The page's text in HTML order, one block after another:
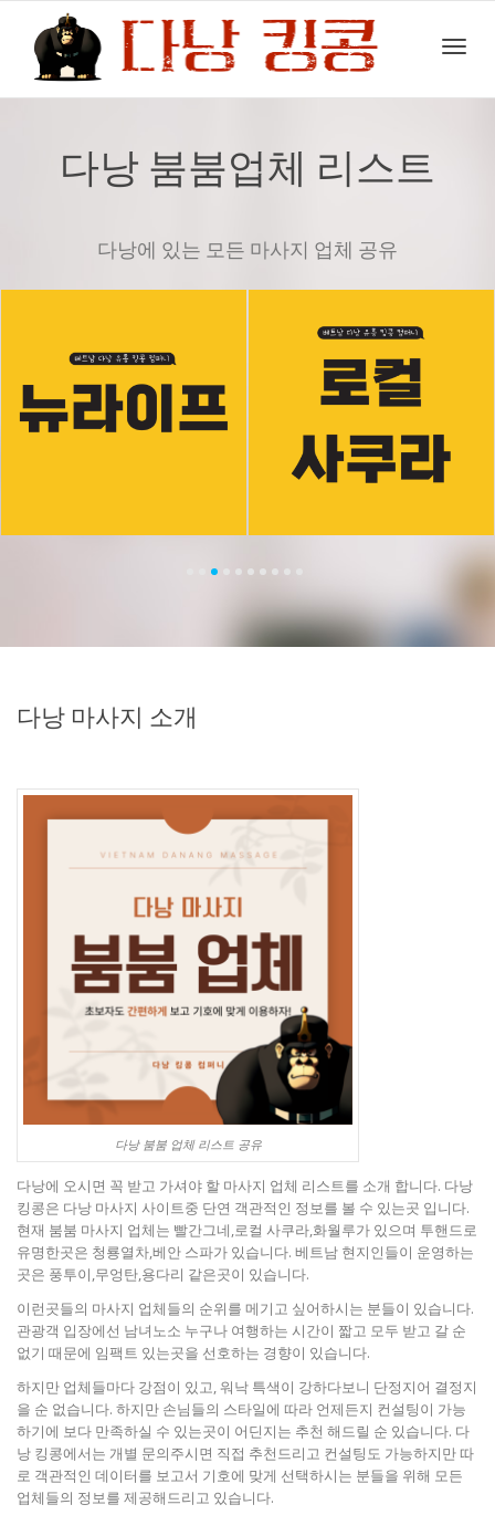
다낭 붐붐업체 리스트
다낭에 있는 모든 마사지 업체 공유
다낭 마사지 소개
다낭 붐붐 업체 리스트 공유
다낭에 오시면 꼭 받고 가셔야 할 마사지 업체 리스트를 소개 합니다. 다낭
킹콩은 다낭 마사지 사이트중 단연 객관적인 정보를 볼 수 있는곳 입니다.
현재 붐붐 마사지 업체는 빨간그네,로컬 사쿠라,화월루가 있으며 투핸드로
유명한곳은 청룡열차,베안 스파가 있습니다. 베트남 현지인들이 운영하는
곳은 풍투이,무엉탄,용다리 같은곳이 있습니다.
이런곳들의 마사지 업체들의 순위를 메기고 싶어하시는 분들이 있습니다.
관광객 입장에선 남녀노소 누구나 여행하는 시간이 짧고 모두 받고 갈 순
없기 때문에 임팩트 있는곳을 선호하는 경향이 있습니다.
하지만 업체들마다 강점이 있고, 워낙 특색이 강하다보니 단정지어 결정지
을 순 없습니다. 하지만 손님들의 스타일에 따라 언제든지 컨설팅이 가능
하기에 보다 만족하실 수 있는곳이 어딘지는 추천 해드릴 순 있습니다. 다
낭 킹콩에서는 개별 문의주시면 직접 추천드리고 컨설팅도 가능하지만 따
로 객관적인 데이터를 보고서 기호에 맞게 선택하시는 분들을 위해 모든
업체들의 정보를 제공해드리고 있습니다.